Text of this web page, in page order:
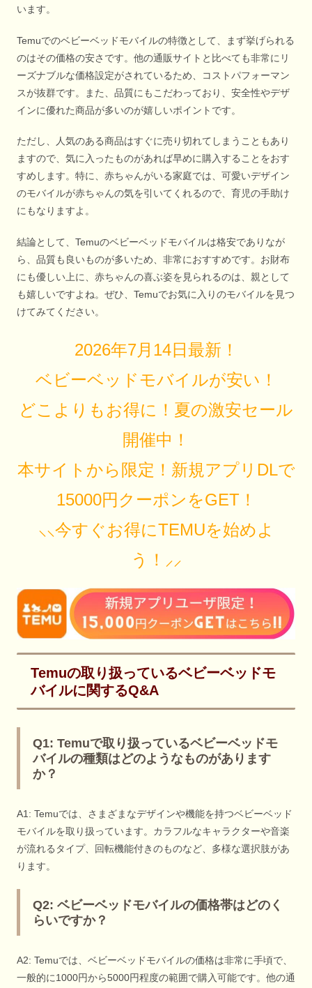
います。
Temuでのベビーベッドモバイルの特徴として、まず挙げられる
のはその価格の安さです。他の通販サイトと比べても非常にリ
ーズナブルな価格設定がされているため、コストパフォーマン
スが抜群です。また、品質にもこだわっており、安全性やデザ
インに優れた商品が多いのが嬉しいポイントです。
ただし、人気のある商品はすぐに売り切れてしまうこともあり
ますので、気に入ったものがあれば早めに購入することをおす
すめします。特に、赤ちゃんがいる家庭では、可愛いデザイン
のモバイルが赤ちゃんの気を引いてくれるので、育児の手助け
にもなりますよ。
結論として、Temuのベビーベッドモバイルは格安でありなが
ら、品質も良いものが多いため、非常におすすめです。お財布
にも優しい上に、赤ちゃんの喜ぶ姿を見られるのは、親として
も嬉しいですよね。ぜひ、Temuでお気に入りのモバイルを見つ
けてみてください。
2026年7月14日最新！
ベビーベッドモバイルが安い！
どこよりもお得に！夏の激安セール
開催中！
本サイトから限定！新規アプリDLで
15000円クーポンをGET！
⸜⸜今すぐお得にTEMUを始めよ
う！⸝⸝
Temuの取り扱っているベビーベッドモ
バイルに関するQ&A
Q1: Temuで取り扱っているベビーベッドモ
バイルの種類はどのようなものがあります
か？
A1: Temuでは、さまざまなデザインや機能を持つベビーベッド
モバイルを取り扱っています。カラフルなキャラクターや音楽
が流れるタイプ、回転機能付きのものなど、多様な選択肢があ
ります。
Q2: ベビーベッドモバイルの価格帯はどのく
らいですか？
A2: Temuでは、ベビーベッドモバイルの価格は非常に手頃で、
一般的に1000円から5000円程度の範囲で購入可能です。他の通